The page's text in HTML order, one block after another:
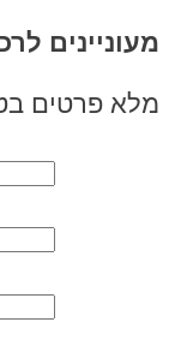
מעוניינים
מלא פרטים